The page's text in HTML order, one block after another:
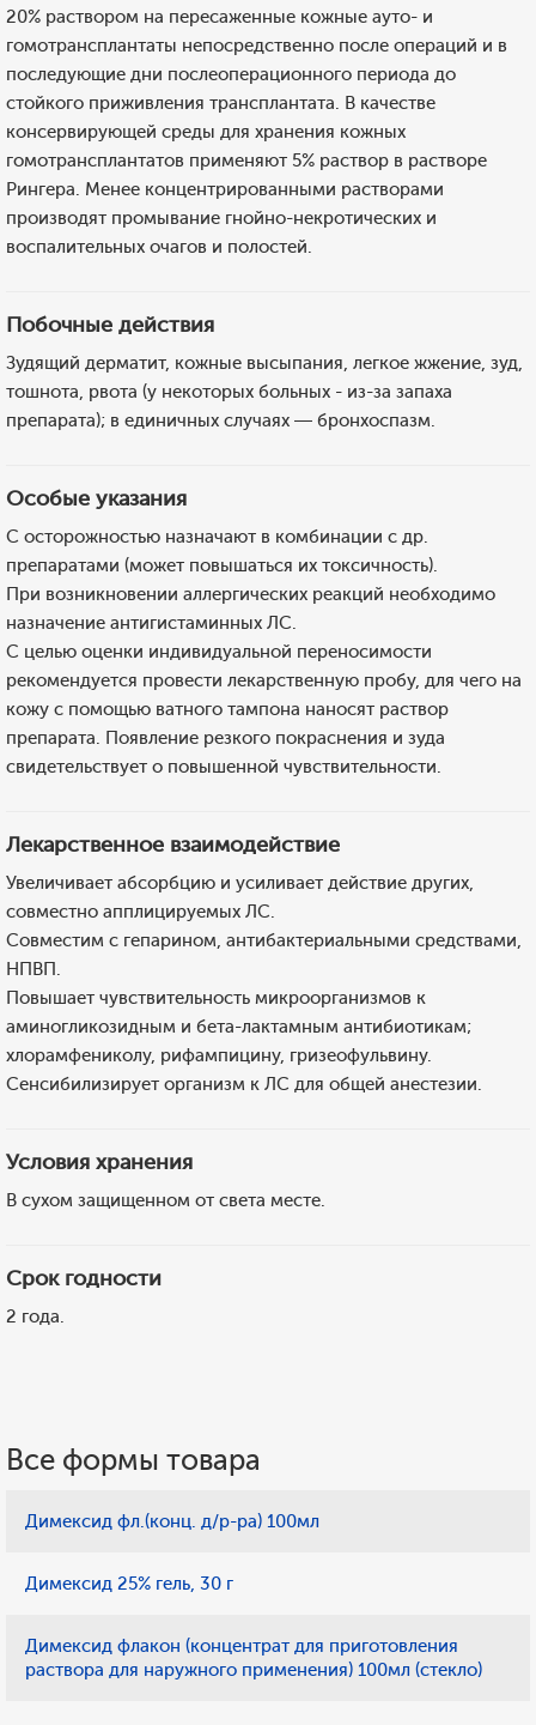
20% раствором на пересаженные кожные ауто- и
гомотрансплантаты непосредственно после операций и в
последующие дни послеоперационного периода до
стойкого приживления трансплантата. В качестве
консервирующей среды для хранения кожных
гомотрансплантатов применяют 5% раствор в растворе
Рингера. Менее концентрированными растворами
производят промывание гнойно-некротических и
воспалительных очагов и полостей.
Побочные действия
Зудящий дерматит, кожные высыпания, легкое жжение, зуд,
тошнота, рвота (у некоторых больных - из-за запаха
препарата); в единичных случаях — бронхоспазм.
Особые указания
С осторожностью назначают в комбинации с др.
препаратами (может повышаться их токсичность).
При возникновении аллергических реакций необходимо
назначение антигистаминных ЛС.
С целью оценки индивидуальной переносимости
рекомендуется провести лекарственную пробу, для чего на
кожу с помощью ватного тампона наносят раствор
препарата. Появление резкого покраснения и зуда
свидетельствует о повышенной чувствительности.
Лекарственное взаимодействие
Увеличивает абсорбцию и усиливает действие других,
совместно апплицируемых ЛС.
Совместим с гепарином, антибактериальными средствами,
НПВП.
Повышает чувствительность микроорганизмов к
аминогликозидным и бета-лактамным антибиотикам;
хлорамфениколу, рифампицину, гризеофульвину.
Сенсибилизирует организм к ЛС для общей анестезии.
Условия хранения
В сухом защищенном от света месте.
Срок годности
2 года.
Все формы товара
Димексид фл.(конц. д/р-ра) 100мл
Димексид 25% гель, 30 г
Димексид флакон (концентрат для приготовления
раствора для наружного применения) 100мл (стекло)